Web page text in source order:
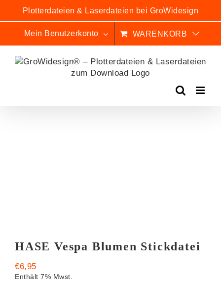
springen
Plotterdateien & Laserdateien bei GroWidesign
Mein Benutzerkonto WARENKORB
HASE Vespa Blumen Stickdatei
€6,95
Enthält 7% Mwst.